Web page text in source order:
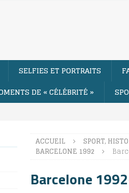
SELFIES ET PORTRAITS
DE « CÉLÉBRITÉ »
ACCUEIL SPORT,
BARCELONE 1992
Barcelone